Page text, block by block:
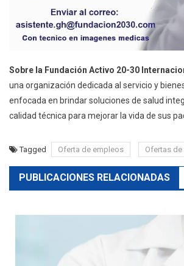
Sobre la Fundación Activo 20-30
una organización dedicada al servicio y
enfocada en brindar soluciones de salud
calidad técnica para mejorar la vida de sus
Tagged Oferta de empleos Ofertas
PUBLICACIONES RELACIONADAS